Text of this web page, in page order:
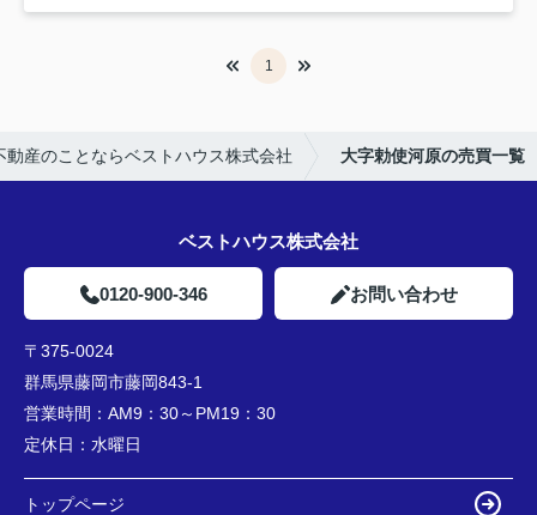
1
動産のことならベストハウス株式会社 大字勅使河原の売買一覧
ベストハウス株式会社
0120-900-346 お問い合わせ
〒375-0024
群馬県藤岡市藤岡843-1
営業時間： AM9：30～PM19：30
定休日： 水曜日
トップページ